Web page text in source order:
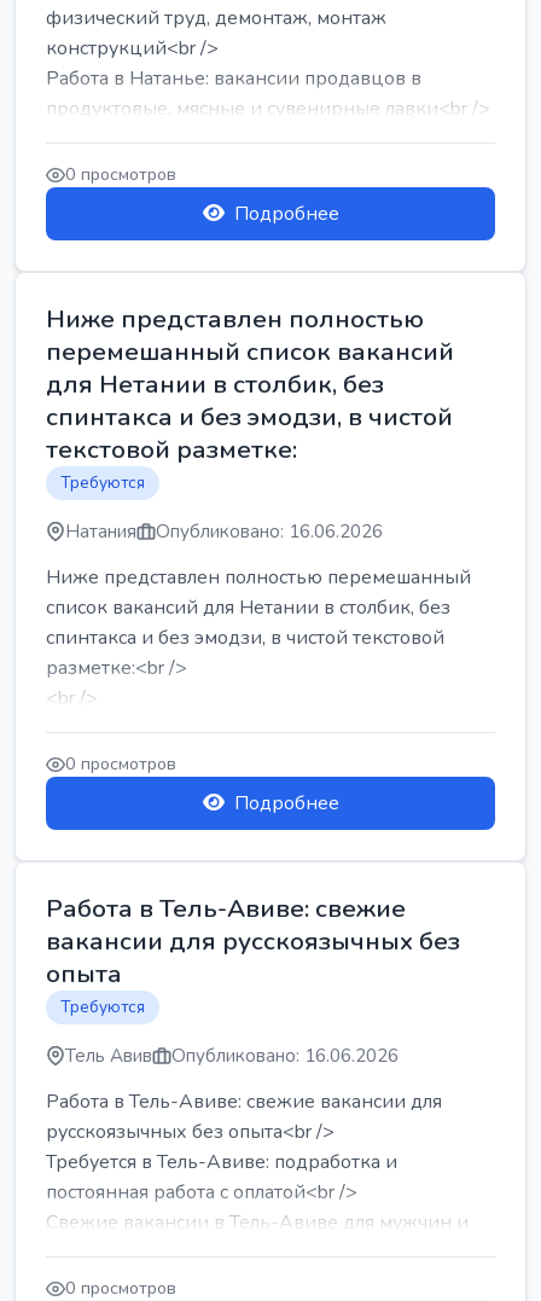
физический труд, демонтаж, монтаж
конструкций<br />
Работа в Натанье: вакансии продавцов в
продуктовые, мясные и сувенирные лавки<br />
Разнорабочий на сборку м...
0 просмотров
Подробнее
Ниже представлен полностью
перемешанный список вакансий
для Нетании в столбик, без
спинтакса и без эмодзи, в чистой
текстовой разметке:
Требуются
Натания Опубликовано: 16.06.2026
Ниже представлен полностью перемешанный
список вакансий для Нетании в столбик, без
спинтакса и без эмодзи, в чистой текстовой
разметке:<br />
<br />
Работа в Нетании на мебельном производстве:
требу...
0 просмотров
Подробнее
Работа в Тель-Авиве: свежие
вакансии для русскоязычных без
опыта
Требуются
Тель Авив Опубликовано: 16.06.2026
Работа в Тель-Авиве: свежие вакансии для
русскоязычных без опыта<br />
Требуется в Тель-Авиве: подработка и
постоянная работа с оплатой<br />
Свежие вакансии в Тель-Авиве для мужчин и
женщин от хозя...
0 просмотров